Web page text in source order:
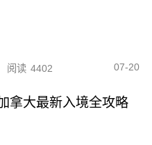
阅读 4402 07-20
拿大最新入境全攻略